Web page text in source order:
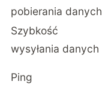
pobierania danych
Szybkość
wysyłania danych
Ping